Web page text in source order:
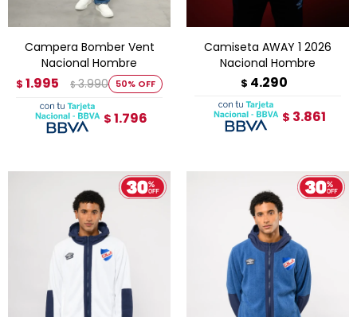
Campera Bomber Vent
Nacional Hombre
$ 1.995 $ 3.990 50
$ 1.796
Camiseta AWAY 1 2026
Nacional Hombre
$ 4.290
$ 3.861